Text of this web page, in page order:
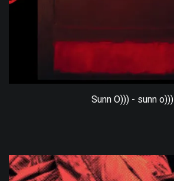
Sunn O))) - sunn o)))